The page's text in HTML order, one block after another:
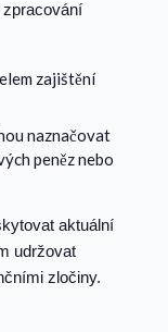
zajištění
naznačovat
peněz nebo
aktuální
udržovat
zločiny.